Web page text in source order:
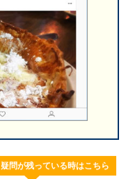
疑問が残っている時はこちら